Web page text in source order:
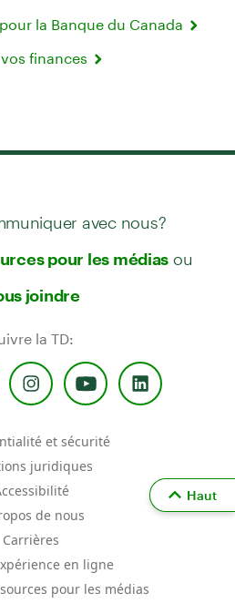
la Banque du Canada
finances
avec nous?
pour les médias ou
joindre
la TD:
et sécurité
juridiques
de nous
Carrières
en ligne
pour les médias
Haut